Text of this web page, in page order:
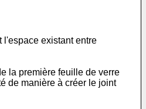
l'espace existant entre
la première feuille de verre
de manière à créer le joint